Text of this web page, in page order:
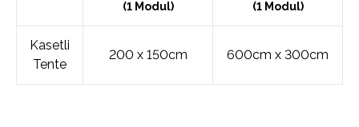
(1 Modul)
(1 Modul)
Kasetli
Tente
200 x 150cm 600cm x 300cm